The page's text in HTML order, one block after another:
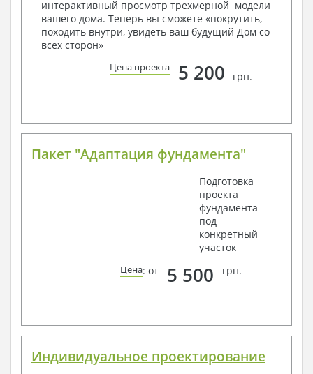
Получить профессиональную консультацию у
наших специалистов, Вы можете любым
способом связи: закажите обратный звонок,
по viber, e-mail, телефон -
интерактивный просмотр трехмерной модели
вашего дома. Теперь вы сможете «покрутить,
походить внутри, увидеть ваш будущий Дом со
всех сторон»
Цена проекта 5 200 грн.
Пакет "Адаптация фундамента"
Подготовка
проекта
фундамента
под
конкретный
участок
Цена: от 5 500 грн.
Индивидуальное проектирование